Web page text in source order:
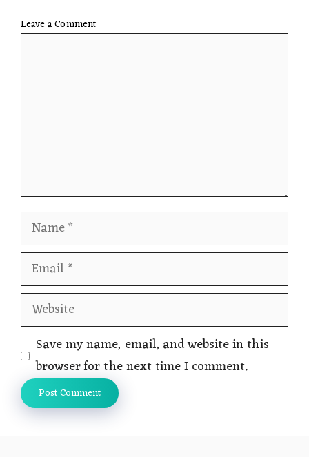
Leave a Comment
Name
Email
Website
Save my name, email, and website in this
browser for the next time I comment.